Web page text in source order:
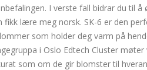
I verste fall bidrar du til å
lære meg norsk. SK-6 er den
som holder deg varm på
i Oslo Edtech Cluster møter
som om de gir blomster til